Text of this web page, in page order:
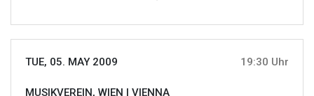
TUE, 05. MAY 2009 19:30 Uhr
MUSIKVEREIN, WIEN | VIENNA